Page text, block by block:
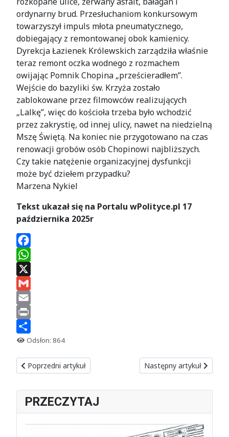
ordynarny brud. Przesłuchaniom konkursowym
towarzyszył impuls młota pneumatycznego,
dobiegający z remontowanej obok kamienicy.
Dyrekcja Łazienek Królewskich zarządziła właśnie
teraz remont oczka wodnego z rozmachem
owijając Pomnik Chopina „prześcieradłem”.
Wejście do bazyliki św. Krzyża zostało
zablokowane przez filmowców realizujących
„Lalkę”, więc do kościoła trzeba było wchodzić
przez zakrystię, od innej ulicy, nawet na niedzielną
Mszę Świętą. Na koniec nie przygotowano na czas
renowacji grobów osób Chopinowi najbliższych.
Czy takie natężenie organizacyjnej dysfunkcji
może być dziełem przypadku?
Marzena Nykiel
Tekst ukazał się na Portalu wPolityce.pl 17
października 2025r
Facebook
WhatsApp
X
Gmail
Email
Print
Share
Odsłon: 864
Poprzedni artykuł: Nerwowa sytuacja w rządzie Tuska.
Poprzedni artykuł Następny artykuł:
Następny artykuł
PRZECZYTAJ